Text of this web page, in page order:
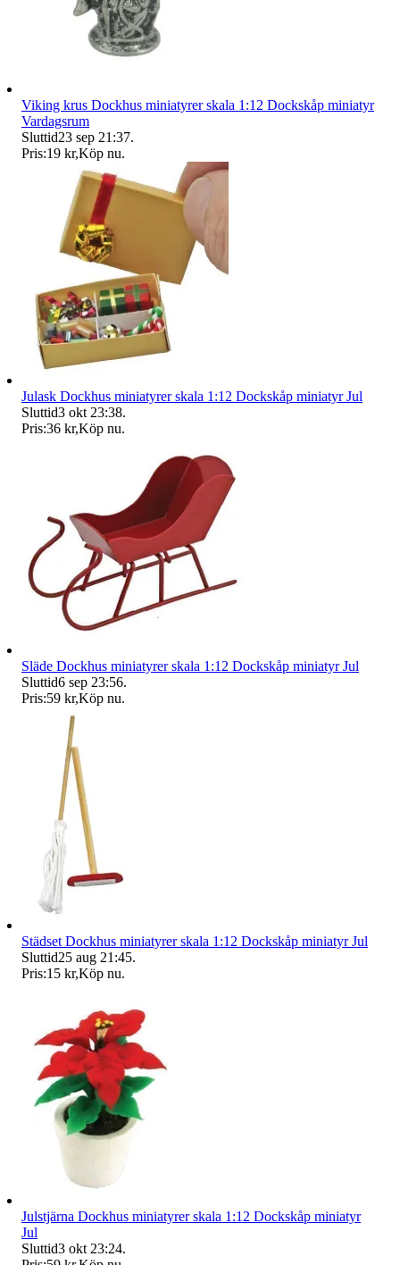
Viking krus Dockhus miniatyrer skala 1:12 Dockskåp miniatyr
Vardagsrum
Sluttid23 sep 21:37.
Pris:19 kr,Köp nu.
Julask Dockhus miniatyrer skala 1:12 Dockskåp miniatyr Jul
Sluttid3 okt 23:38.
Pris:36 kr,Köp nu.
Släde Dockhus miniatyrer skala 1:12 Dockskåp miniatyr Jul
Sluttid6 sep 23:56.
Pris:59 kr,Köp nu.
Städset Dockhus miniatyrer skala 1:12 Dockskåp miniatyr Jul
Sluttid25 aug 21:45.
Pris:15 kr,Köp nu.
Julstjärna Dockhus miniatyrer skala 1:12 Dockskåp miniatyr
Jul
Sluttid3 okt 23:24.